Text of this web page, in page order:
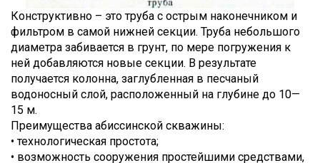
Конструктивно – это труба с острым наконечником и
фильтром в самой нижней секции. Труба небольшого
диаметра забивается в грунт, по мере погружения к
ней добавляются новые секции. В результате
получается колонна, заглубленная в песчаный
водоносный слой, расположенный на глубине до 10—
15 м.
Преимущества абиссинской скважины:
• технологическая простота;
• возможность сооружения простейшими средствами,